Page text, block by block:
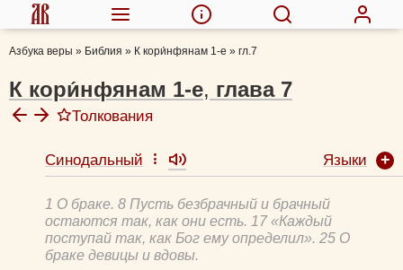
Азбука веры » Библия » К кори́нфянам 1-е » гл.7
К кори́нфянам 1-е, глава 7
Толкования
Ефрем Сирин, прп.
Феофилакт Болгарский, блж.
Толковая Библия А.П. Лопухина
Аверкий (Таушев), архиеп.
Синодальный Языки
1 О браке. 8 Пусть безбрачный и брачный
остаются так, как они есть. 17 «Каждый
поступай так, как Бог ему определил». 25 О
браке девицы и вдовы.